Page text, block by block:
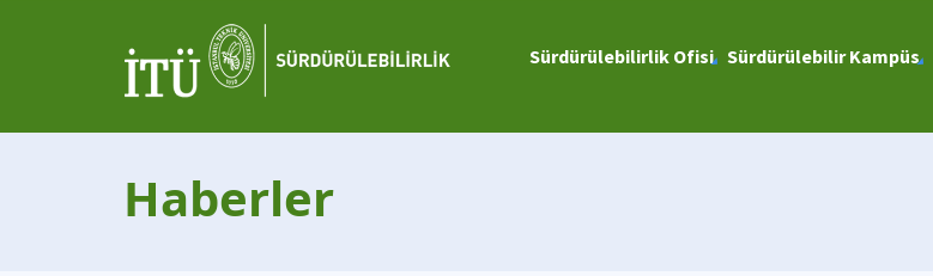
Sürdürülebilirlik Ofisi Sürdürülebilir Kampüs
Haberler